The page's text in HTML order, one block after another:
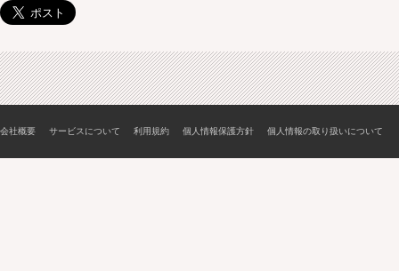
会社概要 サービスについて 利用規約 個人情報保護方針 個人情報の取り扱いについて